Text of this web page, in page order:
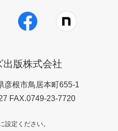
出版株式会社
彦根市鳥居本町655-1
FAX.0749-23-7720
設定ください。